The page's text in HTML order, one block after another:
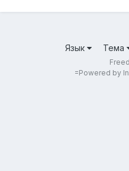
Язык Тема
=Powered by